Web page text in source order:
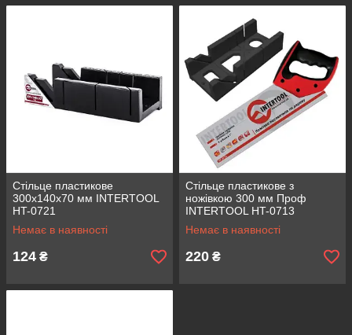
Стільце пластикове
300x140x70 мм INTERTOOL
HT-0721
Немає в наявності
124 ₴
Стільце пластикове з
ножівкою 300 мм Проф
INTERTOOL HT-0713
Немає в наявності
220 ₴